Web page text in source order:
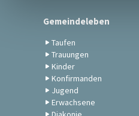
Gemeindeleben
Taufen
Trauungen
Kinder
Konfirmanden
Jugend
Erwachsene